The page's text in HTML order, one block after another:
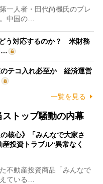
一人者・田代尚機氏のプレ
中国の…
う対応するのか？ 米財務
…
のテコ入れ必至か 経済運営
一覧を見る
ストップ騒動の内幕
核心》「みんなで大家さ
投資トラブル“異常なく
不動産投資商品「みんなで
ている…